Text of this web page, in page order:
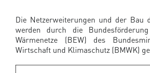
Die Netzerweiterungen und der Bau
werden durch die
Wärmenetze (BEW) des
Wirtschaft und Klimaschutz (BMWK)